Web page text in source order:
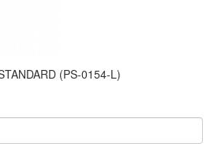
(PS-0154-L)